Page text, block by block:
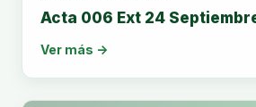
Acta 006 Ext 24
Ver más →